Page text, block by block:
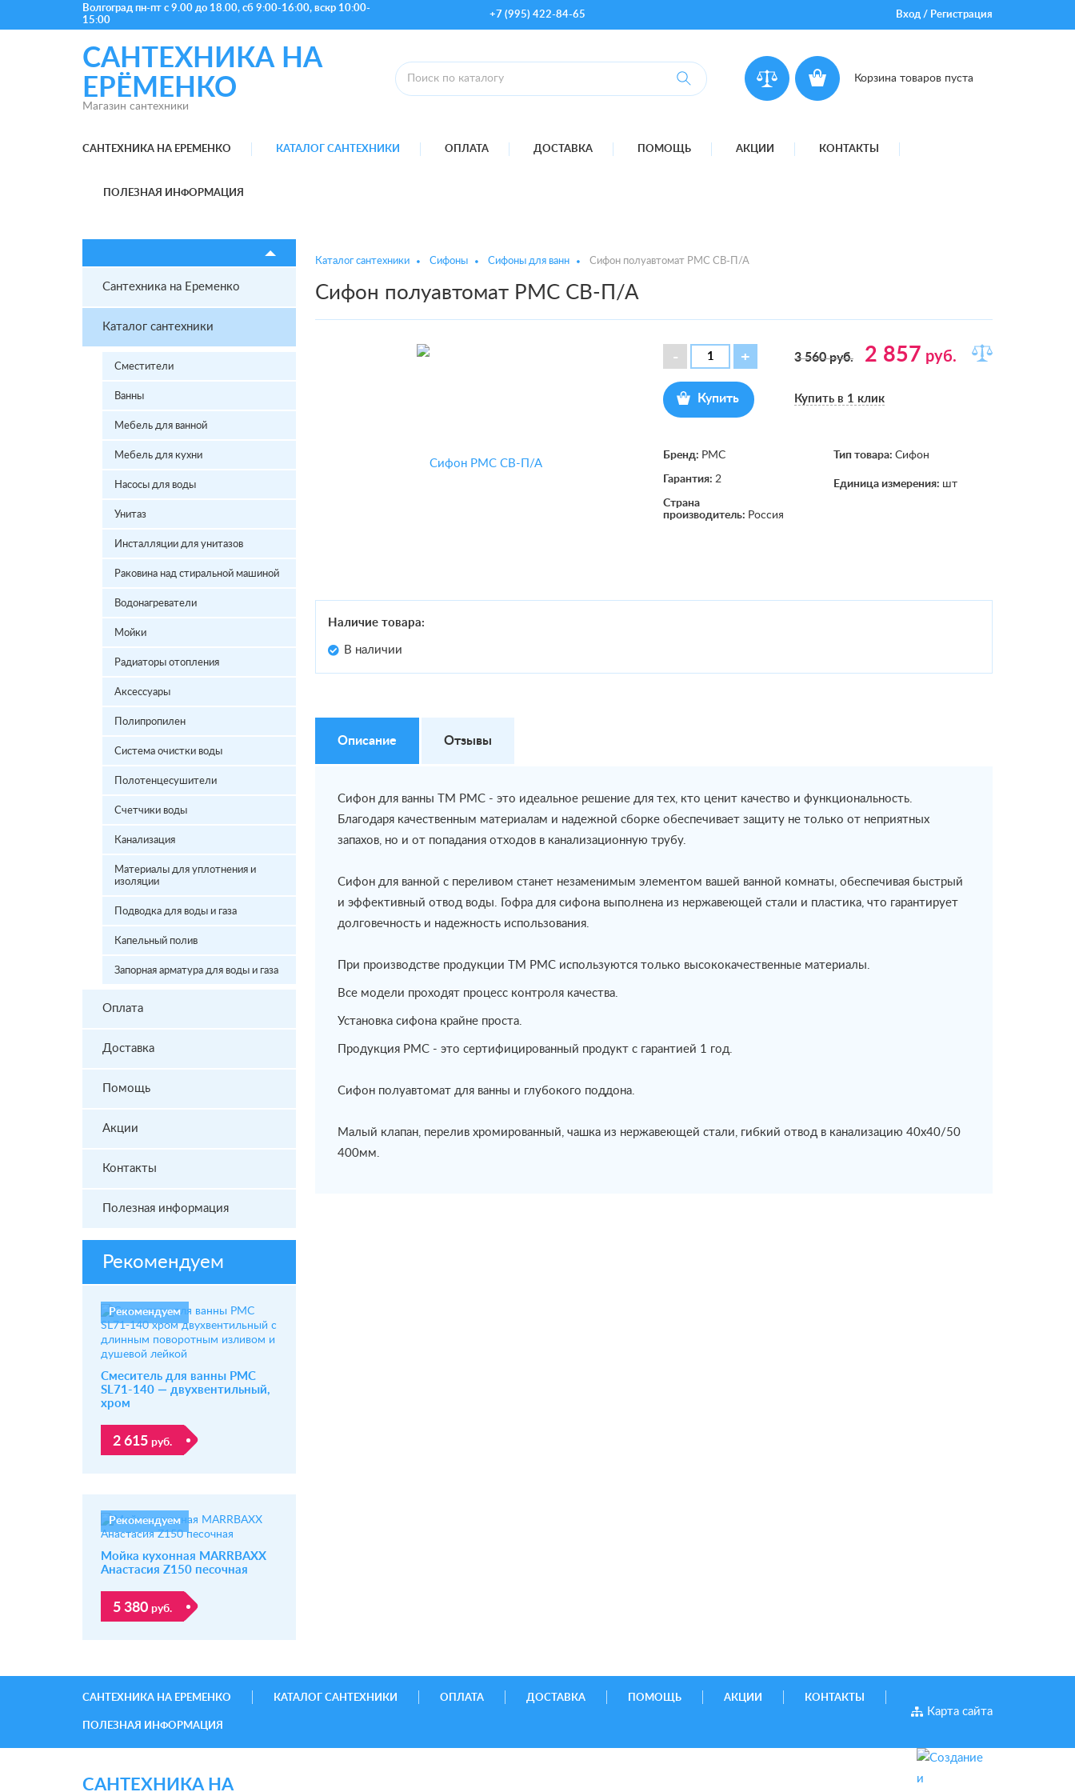
Волгоград пн-пт с 9.00 до 18.00, сб 9:00-16:00, вскр 10:00-
15:00
+7 (995) 422-84-65 Вход/ Регистрация
САНТЕХНИКА НА
ЕРЁМЕНКО
Магазин сантехники
Корзина товаров пуста
САНТЕХНИКА НА ЕРЕМЕНКО КАТАЛОГ САНТЕХНИКИ ОПЛАТА ДОСТАВКА ПОМОЩЬ АКЦИИ КОНТАКТЫ
ПОЛЕЗНАЯ ИНФОРМАЦИЯ
Сантехника на Еременко
Каталог сантехники
Сместители
Ванны
Мебель для ванной
Мебель для кухни
Насосы для воды
Унитаз
Инсталляции для унитазов
Раковина над стиральной машиной
Водонагреватели
Мойки
Радиаторы отопления
Аксессуары
Полипропилен
Система очистки воды
Полотенцесушители
Счетчики воды
Канализация
Материалы для уплотнения и
изоляции
Подводка для воды и газа
Капельный полив
Запорная арматура для воды и газа
Оплата
Доставка
Помощь
Акции
Контакты
Полезная информация
Рекомендуем
Рекомендуем
Смеситель для ванны РМС
SL71-140 — двухвентильный,
хром
2 615 руб.
Рекомендуем
Мойка кухонная MARRBAXX
Анастасия Z150 песочная
5 380 руб.
Каталог сантехники Сифоны Сифоны для ванн Сифон полуавтомат РМС СВ-П/А
Сифон полуавтомат РМС СВ-П/А
3 560руб. 2 857 руб.
Купить Купить в 1 клик
Бренд: РМС
Гарантия:2
Страна
производитель: Россия
Тип товара:Сифон
Единица измерения: шт
Наличие товара:
В наличии
Описание Отзывы
Сифон для ванны ТМ РМС - это идеальное решение для тех, кто ценит качество и функциональность.
Благодаря качественным материалам и надежной сборке обеспечивает защиту не только от неприятных
запахов, но и от попадания отходов в канализационную трубу.
Сифон для ванной с переливом станет незаменимым элементом вашей ванной комнаты, обеспечивая быстрый
и эффективный отвод воды. Гофра для сифона выполнена из нержавеющей стали и пластика, что гарантирует
долговечность и надежность использования.
При производстве продукции ТМ РМС используются только высококачественные материалы.
Все модели проходят процесс контроля качества.
Установка сифона крайне проста.
Продукция РМС - это сертифицированный продукт с гарантией 1 год.
Сифон полуавтомат для ванны и глубокого поддона.
Малый клапан, перелив хромированный, чашка из нержавеющей стали, гибкий отвод в канализацию 40х40/50
400мм.
САНТЕХНИКА НА ЕРЕМЕНКО КАТАЛОГ САНТЕХНИКИ ОПЛАТА ДОСТАВКА ПОМОЩЬ АКЦИИ КОНТАКТЫ
ПОЛЕЗНАЯ ИНФОРМАЦИЯ
Карта сайта
САНТЕХНИКА НА